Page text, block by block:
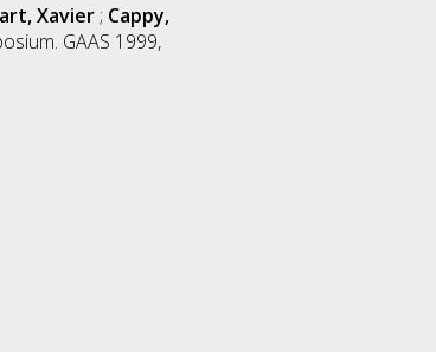
Xavier; Cappy,
GAAS 1999,